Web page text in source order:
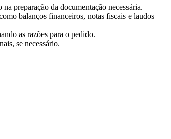
preparação da documentação necessária.
balanços financeiros, notas fiscais e laudos
as razões para o pedido.
se necessário.